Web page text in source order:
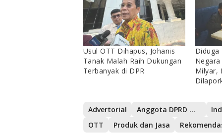
Usul OTT Dihapus, Johanis
Tanak Malah Raih Dukungan
Terbanyak di DPR
Diduga
Milyar,
Advertorial Anggota DPRD Muara Enim
OTT
Produk dan Jasa